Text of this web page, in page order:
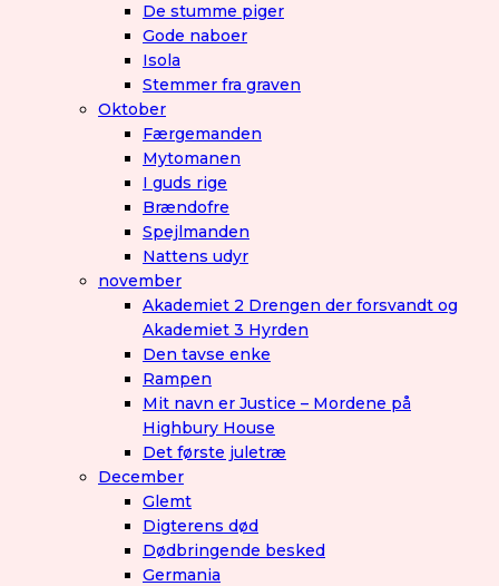
De stumme piger
Gode naboer
Isola
Stemmer fra graven
Oktober
Færgemanden
Mytomanen
I guds rige
Brændofre
Spejlmanden
Nattens udyr
november
Akademiet 2 Drengen der forsvandt og
Akademiet 3 Hyrden
Den tavse enke
Rampen
Mit navn er Justice – Mordene på
Highbury House
Det første juletræ
December
Glemt
Digterens død
Dødbringende besked
Germania